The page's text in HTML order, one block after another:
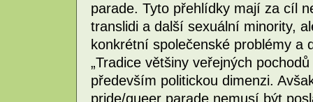
parade. Tyto přehlídky mají za cíl
translidi a další sexuální minority,
konkrétní společenské problémy a
„Tradice většiny veřejných
především politickou dimenzi.
pride/queer parade nemusí být